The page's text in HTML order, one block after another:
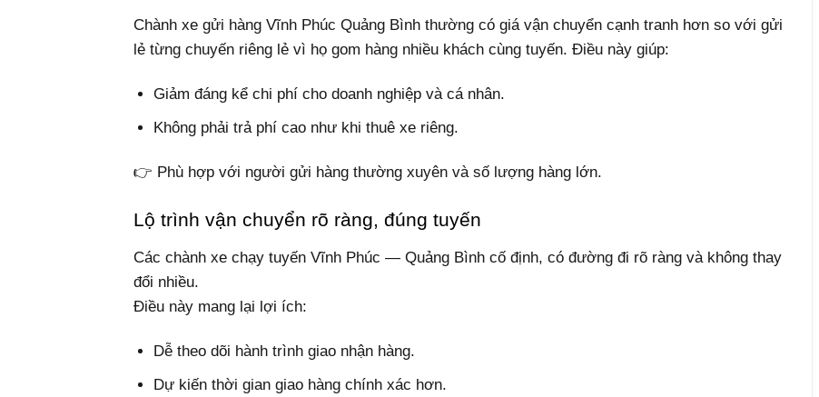
Chành xe gửi hàng Vĩnh Phúc Quảng Bình thường có giá vận chuyển cạnh tranh hơn so với gửi
lẻ từng chuyến riêng lẻ vì họ gom hàng nhiều khách cùng tuyến. Điều này giúp:
Giảm đáng kể chi phí cho doanh nghiệp và cá nhân.
Không phải trả phí cao như khi thuê xe riêng.
👉 Phù hợp với người gửi hàng thường xuyên và số lượng hàng lớn.
Lộ trình vận chuyển rõ ràng, đúng tuyến
Các chành xe chạy tuyến Vĩnh Phúc — Quảng Bình cố định, có đường đi rõ ràng và không thay
đổi nhiều.
Điều này mang lại lợi ích:
Dễ theo dõi hành trình giao nhận hàng.
Dự kiến thời gian giao hàng chính xác hơn.